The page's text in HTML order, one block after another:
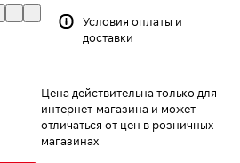
Условия оплаты и
доставки
Цена действительна только для
интернет-магазина и может
отличаться от цен в розничных
магазинах